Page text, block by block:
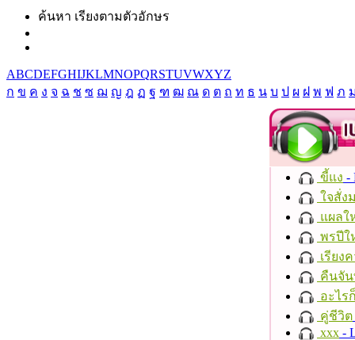
ค้นหา เรียงตามตัวอักษร
ABCDEFGHIJKLMNOPQRSTUVWXYZ
ก ข ค ง จ ฉ ช ซ ฌ ญ ฎ ฏ ฐ ฑ ฒ ณ ด ต ถ ท ธ น บ ป ผ ฝ พ ฟ ภ
ขี้แง -
ใจสั่ง
แผลใ
พรปีใ
เรียง
คืนจั
อะไร
คู่ชีวิต
xxx -